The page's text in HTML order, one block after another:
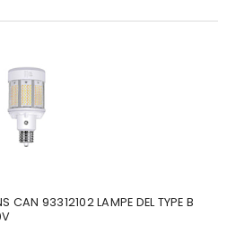
CAN 93312102 LAMPE DEL TYPE B